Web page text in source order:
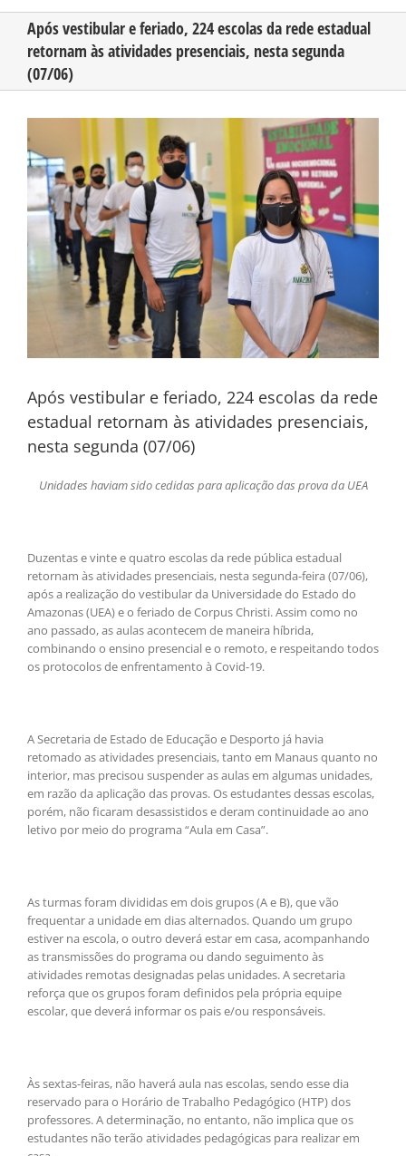
CONHEÇA O AMAZONAS
PUBLICIDADE
CONTATO
Após vestibular e feriado, 224 escolas da rede estadual
retornam às atividades presenciais, nesta segunda
(07/06)
Larger
Image
Após vestibular e feriado, 224 escolas da rede
estadual retornam às atividades presenciais,
nesta segunda (07/06)
Unidades haviam sido cedidas para aplicação das prova da UEA
Duzentas e vinte e quatro escolas da rede pública estadual
retornam às atividades presenciais, nesta segunda-feira (07/06),
após a realização do vestibular da Universidade do Estado do
Amazonas (UEA) e o feriado de Corpus Christi. Assim como no
ano passado, as aulas acontecem de maneira híbrida,
combinando o ensino presencial e o remoto, e respeitando todos
os protocolos de enfrentamento à Covid-19.
A Secretaria de Estado de Educação e Desporto já havia
retomado as atividades presenciais, tanto em Manaus quanto no
interior, mas precisou suspender as aulas em algumas unidades,
em razão da aplicação das provas. Os estudantes dessas escolas,
porém, não ficaram desassistidos e deram continuidade ao ano
letivo por meio do programa “Aula em Casa”.
As turmas foram divididas em dois grupos (A e B), que vão
frequentar a unidade em dias alternados. Quando um grupo
estiver na escola, o outro deverá estar em casa, acompanhando
as transmissões do programa ou dando seguimento às
atividades remotas designadas pelas unidades. A secretaria
reforça que os grupos foram definidos pela própria equipe
escolar, que deverá informar os pais e/ou responsáveis.
Às sextas-feiras, não haverá aula nas escolas, sendo esse dia
reservado para o Horário de Trabalho Pedagógico (HTP) dos
professores. A determinação, no entanto, não implica que os
estudantes não terão atividades pedagógicas para realizar em